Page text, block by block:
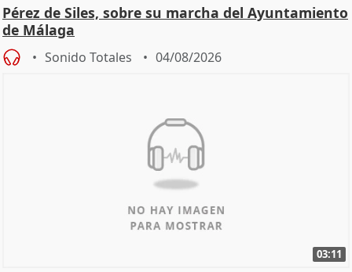
Pérez de Siles, sobre su marcha del Ayuntamiento
de Málaga
Sonido Totales 04/08/2026
03:11